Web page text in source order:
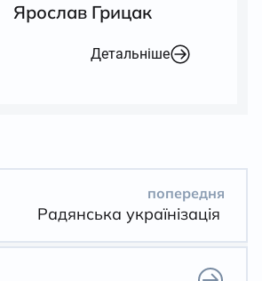
Ярослав Грицак
Детальніше
попередня
Радянська українізація